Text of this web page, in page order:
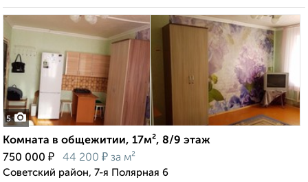
5
Комната в общежитии, 17м², 8/9 этаж
750 000 ₽ 44 200 ₽ за м²
Советский район, 7-я Полярная 6